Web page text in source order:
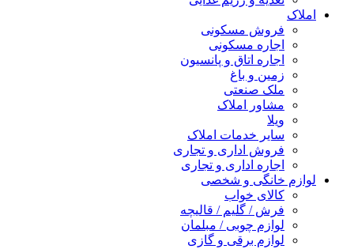
املاک
فروش مسکونی
اجاره مسکونی
اجاره اتاق و پانسیون
زمین و باغ
ملک صنعتی
مشاور املاک
ویلا
سایر خدمات املاک
فروش اداری و تجاری
اجاره اداری و تجاری
لوازم خانگی و شخصی
کالای خواب
فرش / گلیم / قالیچه
لوازم چوبی / مبلمان
لوازم برقی و گازی